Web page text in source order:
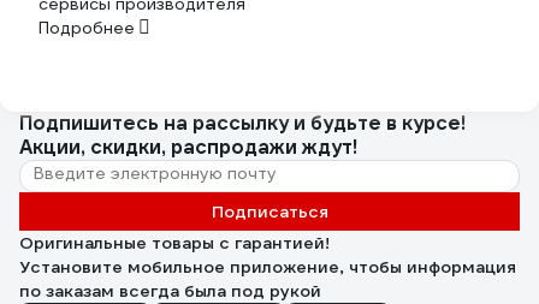
Подробнее
Подпишитесь на рассылкуи будьте в курсе!
Акции, скидки, распродажи ждут!
Подписаться
Оригинальные товары с гарантией!
Установите мобильное приложение, чтобы информация
по заказам всегда была под рукой